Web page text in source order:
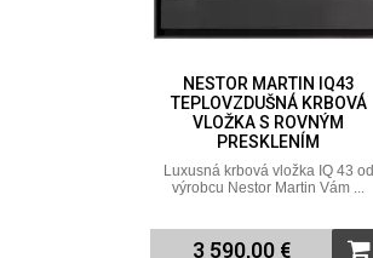
NESTOR MARTIN IQ43
TEPLOVZDUŠNÁ KRBOVÁ
VLOŽKA S ROVNÝM
PRESKLENÍM
Luxusná krbová vložka IQ 43 od
výrobcu Nestor Martin Vám ...
3 590,00 €